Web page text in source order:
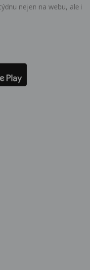
nejen na webu, ale i